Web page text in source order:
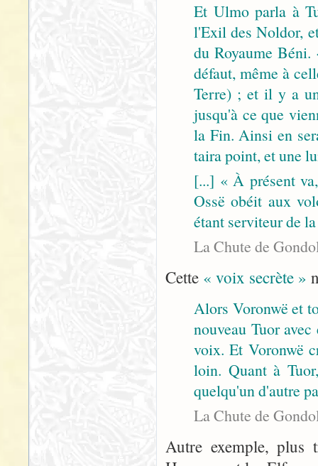
Et Ulmo parla à
l'Exil des Noldor,
du Royaume
défaut, même à
Terre) ; et il y a
jusqu'à ce que
la Fin. Ainsi en
taira point, et une
[...] « À présent
Ossë obéit aux
étant serviteur de
La Chute de
Cette « voix secrète »
Alors Voronwë et
nouveau Tuor
voix. Et Voronwë
loin. Quant à
quelqu'un d'autre
La Chute de
Autre exemple,